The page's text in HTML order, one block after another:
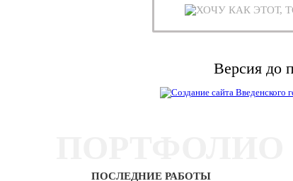
ХОЧУ КАК ЭТОТ,
Версия до
ПОСЛЕДНИЕ РАБОТЫ